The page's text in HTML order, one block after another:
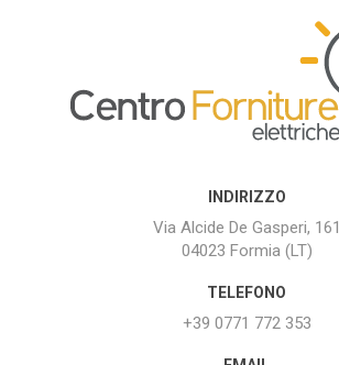
INDIRIZZO
Via Alcide De Gasperi, 161
04023 Formia (LT)
TELEFONO
+39 0771 772 353